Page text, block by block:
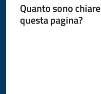
Quanto sono
questa pagina?